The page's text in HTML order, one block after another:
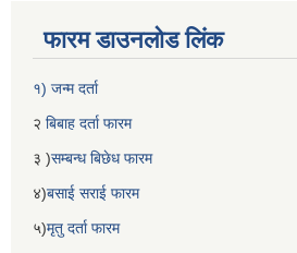
फारम डाउनलोड लिंक
१) जन्म दर्ता
२ बिबाह दर्ता फारम
३ )सम्बन्ध बिछेध फारम
४)बसाई सराई फारम
५)मृतु दर्ता फारम